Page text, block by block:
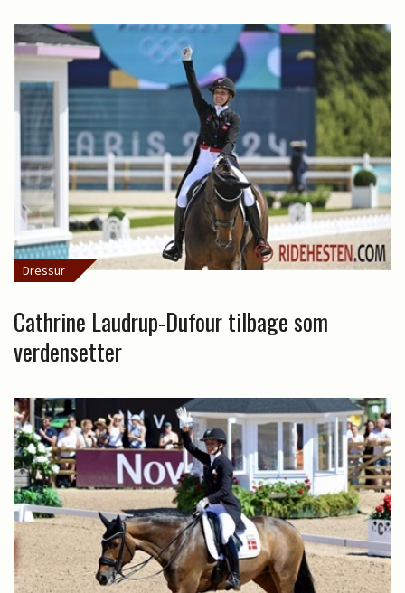
Dressur
Cathrine Laudrup-Dufour tilbage som
verdensetter